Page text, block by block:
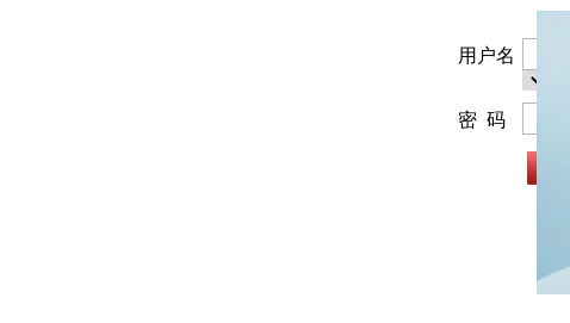
用户名
密 码